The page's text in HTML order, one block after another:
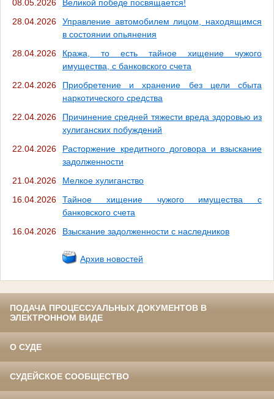
08.05.2026
Великой победе посвящается!
28.04.2026
Управление автомобилем лицом, находящимся
в состоянии опьянения
28.04.2026
Кража, то есть тайное хищение чужого
имущества, с банковского счета
22.04.2026
Приобретение и хранение без цели сбыта
наркотического средства
22.04.2026
Причинение средней тяжести вреда здоровью из
хулиганских побуждений
22.04.2026
Расторжение кредитного договора и взыскание
задолженности
21.04.2026
Мелкое хулиганство
16.04.2026
Тайное хищение чужого имущества с
банковского счета
16.04.2026
Взыскание задолженности с наследников
Архив новостей
ПОДАЧА ПРОЦЕССУАЛЬНЫХ ДОКУМЕНТОВ В
ЭЛЕКТРОННОМ ВИДЕ
О СУДЕ
СУДЕЙСКОЕ СООБЩЕСТВО